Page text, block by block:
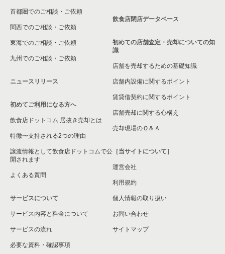
首都圏でのご相談・ご依頼
関西でのご相談・ご依頼
東海でのご相談・ご依頼
九州でのご相談・ご依頼
ニュースリリース
初めてご利用になる方へ
飲食店ドットコム 居抜き売却とは
特徴〜支持される2つの理由
譲渡情報として飲食店ドットコムで公
開されます
よくある質問
サービスについて
サービス内容と料金について
サービスの流れ
必要な資料・確認事項
飲食店閉店データベース
初めての店舗査定・売却についての知
識
店舗を売却するための基礎知識
店舗内設備に関するポイント
賃貸借契約に関するポイント
店舗売却に関する心構え
売却現場のＱ＆Ａ
［当サイトについて］
運営会社
利用規約
個人情報の取り扱い
お問い合わせ
サイトマップ